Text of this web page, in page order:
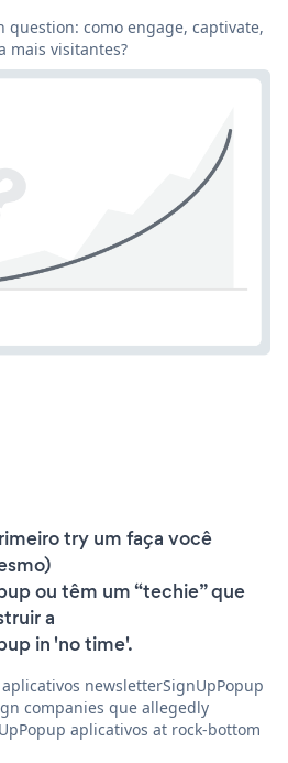
question: como engage, captivate,
mais visitantes?
try um faça você
ou têm um “techie” que
a
in 'no time'.
newsletterSignUpPopup
companies que allegedly
aplicativos at rock-bottom